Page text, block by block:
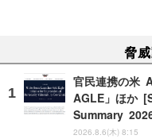
脅
官民連携の米
AGLE」ほか
Summary
2026.8.6(木) 8:15